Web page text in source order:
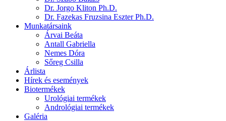
Dr. Jorgo Kliton Ph.D.
Dr. Fazekas Fruzsina Eszter Ph.D.
Munkatársaink
Árvai Beáta
Antall Gabriella
Nemes Dóra
Sőreg Csilla
Árlista
Hírek és események
Biotermékek
Urológiai termékek
Andrológiai termékek
Galéria